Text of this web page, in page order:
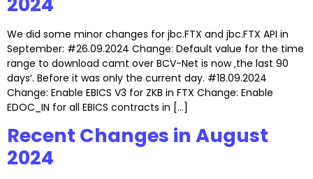
We did some minor changes for jbc.FTX and jbc.FTX API in
September: #26.09.2024 Change: Default value for the time
range to download camt over BCV-Net is now ‚the last 90
days‘. Before it was only the current day. #18.09.2024
Change: Enable EBICS V3 for ZKB in FTX Change: Enable
EDOC_IN for all EBICS contracts in […]
Recent Changes in August
2024